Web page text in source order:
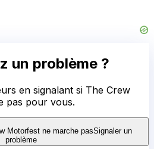
un problème ?
en signalant si The Crew
pas pour vous.
Motorfestne marche pasSignaler un
problème